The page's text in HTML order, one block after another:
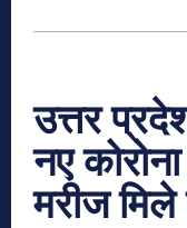
उत्तर
नए
मरीज मिले